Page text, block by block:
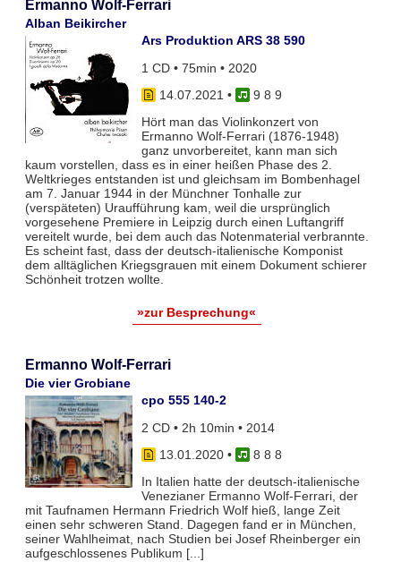
Ermanno Wolf-Ferrari
Alban Beikircher
Ars Produktion ARS 38 590
1 CD • 75min • 2020
14.07.2021 •
9 8 9
Hört man das Violinkonzert von
Ermanno Wolf-Ferrari (1876-1948)
ganz unvorbereitet, kann man sich
kaum vorstellen, dass es in einer heißen Phase des 2.
Weltkrieges entstanden ist und gleichsam im Bombenhagel
am 7. Januar 1944 in der Münchner Tonhalle zur
(verspäteten) Uraufführung kam, weil die ursprünglich
vorgesehene Premiere in Leipzig durch einen Luftangriff
vereitelt wurde, bei dem auch das Notenmaterial verbrannte.
Es scheint fast, dass der deutsch-italienische Komponist
dem alltäglichen Kriegsgrauen mit einem Dokument schierer
Schönheit trotzen wollte.
»zur Besprechung«
Ermanno Wolf-Ferrari
Die vier Grobiane
cpo 555 140-2
2 CD • 2h 10min • 2014
13.01.2020•
8 8 8
In Italien hatte der deutsch-italienische
Venezianer Ermanno Wolf-Ferrari, der
mit Taufnamen Hermann Friedrich Wolf hieß, lange Zeit
einen sehr schweren Stand. Dagegen fand er in München,
seiner Wahlheimat, nach Studien bei Josef Rheinberger ein
aufgeschlossenes Publikum [...]